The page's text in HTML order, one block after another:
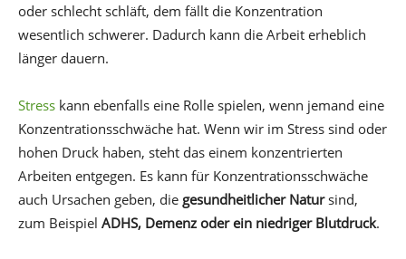
oder schlecht schläft, dem fällt die Konzentration
wesentlich schwerer. Dadurch kann die Arbeit erheblich
länger dauern.
Stress kann ebenfalls eine Rolle spielen, wenn jemand eine
Konzentrationsschwäche hat. Wenn wir im Stress sind oder
hohen Druck haben, steht das einem konzentrierten
Arbeiten entgegen. Es kann für Konzentrationsschwäche
auch Ursachen geben, die gesundheitlicher Natursind,
zum Beispiel ADHS, Demenz oder ein niedriger Blutdruck.